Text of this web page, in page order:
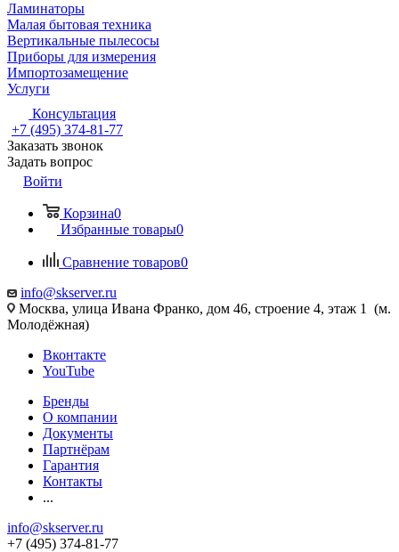
Ламинаторы
Малая бытовая техника
Вертикальные пылесосы
Приборы для измерения
Импортозамещение
Услуги
Консультация
+7 (495) 374-81-77
Заказать звонок
Задать вопрос
Войти
Корзина0
Избранные товары0
Сравнение товаров0
info@skserver.ru
Москва, улица Ивана Франко, дом 46, строение 4, этаж 1 (м.
Молодёжная)
Вконтакте
YouTube
Бренды
О компании
Документы
Партнёрам
Гарантия
Контакты
...
info@skserver.ru
+7 (495) 374-81-77